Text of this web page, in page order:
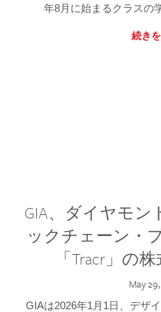
年8月に始まるクラスの
続き
GIA、ダイヤモン
ックチェーン・
「Tracr」の
May
GIAは2026年1月1日、デザ